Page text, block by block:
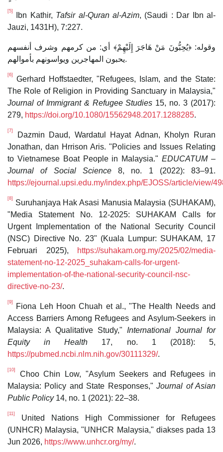
[5] Ibn Kathir, Tafsir al-Quran al-Azim, (Saudi : Dar Ibn al-
Jauzi, 1431H), 7:227.
وقوله: ﴿يُحِبُّونَ مَنْ هَاجَرَ إِلَيْهِمْ﴾ أي: من كرمهم وشرف أنفسهم
يحبون المهاجرين ويواسونهم بأموالهم.
[6]
Gerhard Hoffstaedter, "Refugees, Islam, and the State:
The Role of Religion in Providing Sanctuary in Malaysia,"
Journal of Immigrant & Refugee Studies 15, no. 3 (2017):
279, https://doi.org/10.1080/15562948.2017.1288285.
[7]
Dazmin Daud, Wardatul Hayat Adnan, Kholyn Ruran
Jonathan, dan Hrrison Aris. "Policies and Issues Relating
to Vietnamese Boat People in Malaysia."EDUCATUM –
Journal of Social Science8, no. 1 (2022): 83–91.
https://ejournal.upsi.edu.my/index.php/EJOSS/article/view/
[8]
Suruhanjaya Hak Asasi Manusia Malaysia (SUHAKAM),
"Media Statement No. 12-2025: SUHAKAM Calls for
Urgent Implementation of the National Security Council
(NSC) Directive No. 23" (Kuala Lumpur: SUHAKAM, 17
Februari 2025),
https://suhakam.org.my/2025/02/media-
statement-no-12-2025_suhakam-calls-for-urgent-
implementation-of-the-national-security-council-nsc-
directive-no-23/.
[9]
Fiona Leh Hoon Chuah et al., "The Health Needs and
Access Barriers Among Refugees and Asylum-Seekers in
Malaysia: A Qualitative Study," International Journal for
Equity in Health 17, no. 1 (2018): 5,
https://pubmed.ncbi.nlm.nih.gov/30111329/.
[10]
Choo Chin Low, "Asylum Seekers and Refugees in
Malaysia: Policy and State Responses,"Journal of Asian
Public Policy14, no. 1 (2021): 22–38.
[11]
United Nations High Commissioner for Refugees
(UNHCR) Malaysia, "UNHCR Malaysia," diakses pada 13
Jun 2026, https://www.unhcr.org/my/.